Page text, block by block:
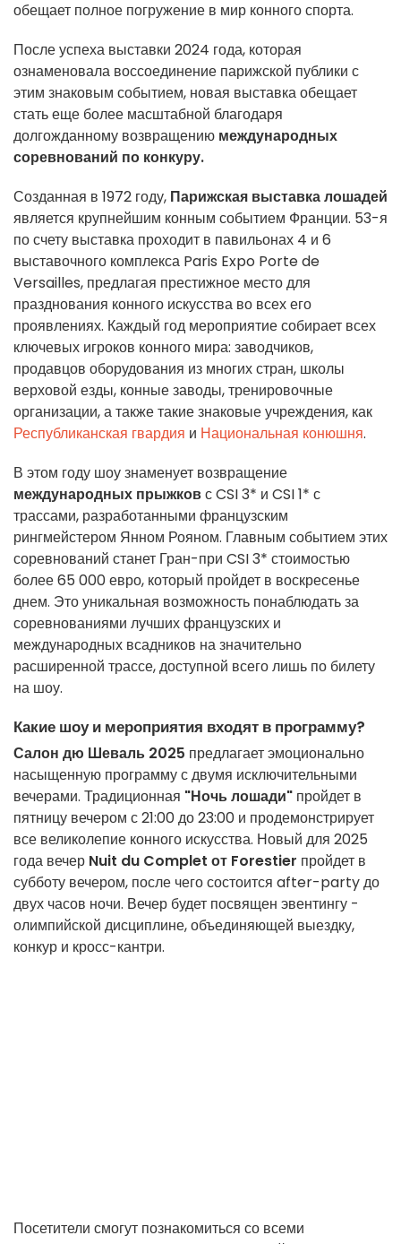
обещает полное погружение в мир конного спорта.
После успеха выставки 2024 года, которая
ознаменовала воссоединение парижской публики с
этим знаковым событием, новая выставка обещает
стать еще более масштабной благодаря
долгожданному возвращению международных
соревнований по конкуру.
Созданная в 1972 году, Парижская выставка лошадей
является крупнейшим конным событием Франции. 53-я
по счету выставка проходит в павильонах 4 и 6
выставочного комплекса Paris Expo Porte de
Versailles, предлагая престижное место для
празднования конного искусства во всех его
проявлениях. Каждый год мероприятие собирает всех
ключевых игроков конного мира: заводчиков,
продавцов оборудования из многих стран, школы
верховой езды, конные заводы, тренировочные
организации, а также такие знаковые учреждения, как
Республиканская гвардия и Национальная конюшня.
В этом году шоу знаменует возвращение
международных прыжковс CSI 3* и CSI 1* с
трассами, разработанными французским
рингмейстером Янном Рояном. Главным событием этих
соревнований станет Гран-при CSI 3* стоимостью
более 65 000 евро, который пройдет в воскресенье
днем. Это уникальная возможность понаблюдать за
соревнованиями лучших французских и
международных всадников на значительно
расширенной трассе, доступной всего лишь по билету
на шоу.
Какие шоу и мероприятия входят в программу?
Салон дю Шеваль 2025 предлагает эмоционально
насыщенную программу с двумя исключительными
вечерами. Традиционная "Ночь лошади" пройдет в
пятницу вечером с 21:00 до 23:00 и продемонстрирует
все великолепие конного искусства. Новый для 2025
года вечер Nuit du Complet от Forestier пройдет в
субботу вечером, после чего состоится after-party до
двух часов ночи. Вечер будет посвящен эвентингу -
олимпийской дисциплине, объединяющей выездку,
конкур и кросс-кантри.
Посетители смогут познакомиться со всеми